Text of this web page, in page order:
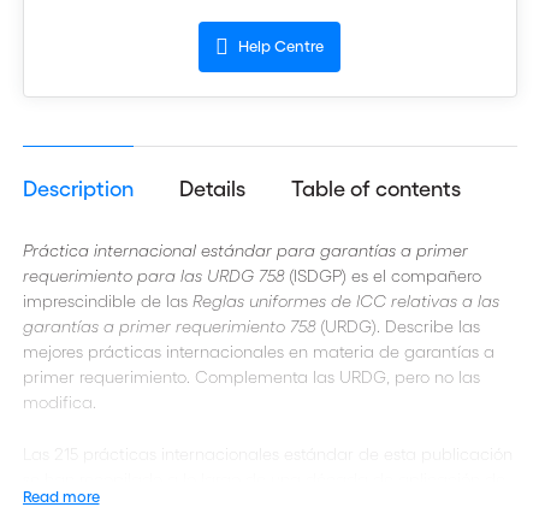
Help Centre
Description Details Table of contents
Práctica internacional estándar para garantías a primer
requerimiento para las URDG 758(ISDGP) es el compañero
imprescindible de las Reglas uniformes de ICC relativas a las
garantías a primer requerimiento 758(URDG). Describe las
mejores prácticas internacionales en materia de garantías a
primer requerimiento. Complementa las URDG, pero no las
modifica.
Las 215 prácticas internacionales estándar de esta publicación
Read more